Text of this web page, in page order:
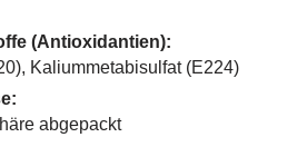
(Antioxidantien):
Kaliummetabisulfat (E224)
abgepackt